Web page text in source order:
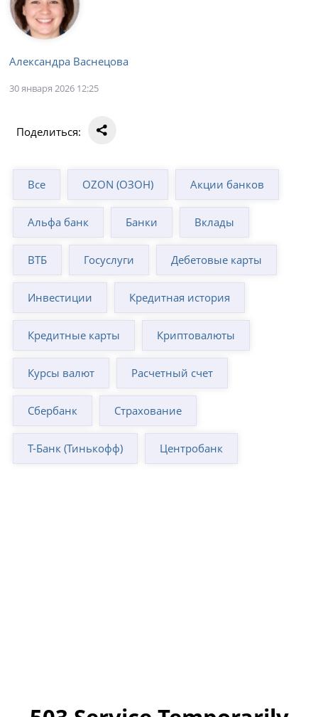
Александра Васнецова
30 января 2026 12:25
Поделиться:
Все OZON (ОЗОН) Акции банков
Альфа банк Банки Вклады
ВТБ Госуслуги Дебетовые карты
Инвестиции Кредитная история
Кредитные карты Криптовалюты
Курсы валют Расчетный счет
Сбербанк Страхование
Т-Банк (Тинькофф) Центробанк